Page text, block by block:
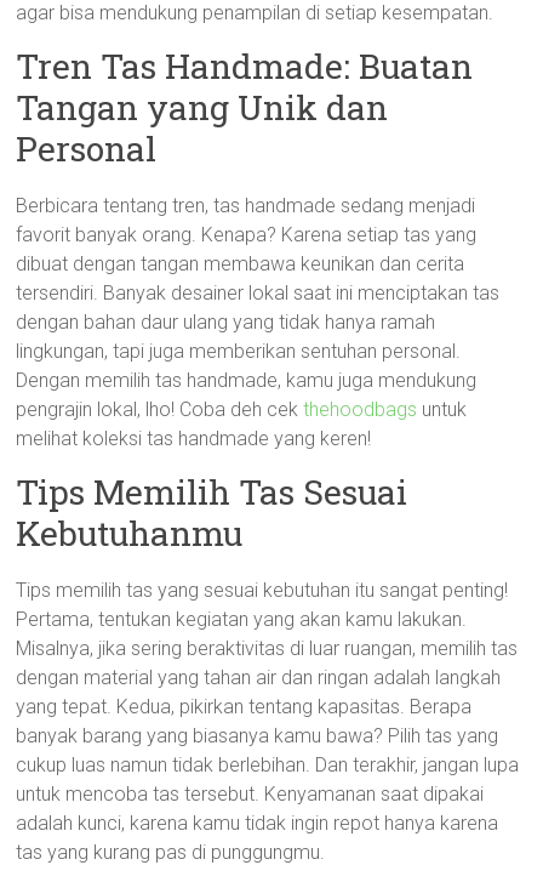
agar bisa mendukung penampilan di setiap kesempatan.
Tren Tas Handmade: Buatan
Tangan yang Unik dan
Personal
Berbicara tentang tren, tas handmade sedang menjadi
favorit banyak orang. Kenapa? Karena setiap tas yang
dibuat dengan tangan membawa keunikan dan cerita
tersendiri. Banyak desainer lokal saat ini menciptakan tas
dengan bahan daur ulang yang tidak hanya ramah
lingkungan, tapi juga memberikan sentuhan personal.
Dengan memilih tas handmade, kamu juga mendukung
pengrajin lokal, lho! Coba deh cekthehoodbags untuk
melihat koleksi tas handmade yang keren!
Tips Memilih Tas Sesuai
Kebutuhanmu
Tips memilih tas yang sesuai kebutuhan itu sangat penting!
Pertama, tentukan kegiatan yang akan kamu lakukan.
Misalnya, jika sering beraktivitas di luar ruangan, memilih tas
dengan material yang tahan air dan ringan adalah langkah
yang tepat. Kedua, pikirkan tentang kapasitas. Berapa
banyak barang yang biasanya kamu bawa? Pilih tas yang
cukup luas namun tidak berlebihan. Dan terakhir, jangan lupa
untuk mencoba tas tersebut. Kenyamanan saat dipakai
adalah kunci, karena kamu tidak ingin repot hanya karena
tas yang kurang pas di punggungmu.